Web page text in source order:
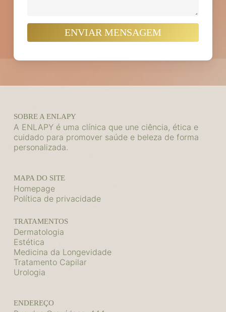
SOBRE A ENLAPY
A ENLAPY é uma clínica que une ciência, ética e
cuidado para promover saúde e beleza de forma
personalizada.
MAPA DO SITE
Homepage
Política de privacidade
TRATAMENTOS
Dermatologia
Estética
Medicina da Longevidade
Tratamento Capilar
Urologia
ENDEREÇO